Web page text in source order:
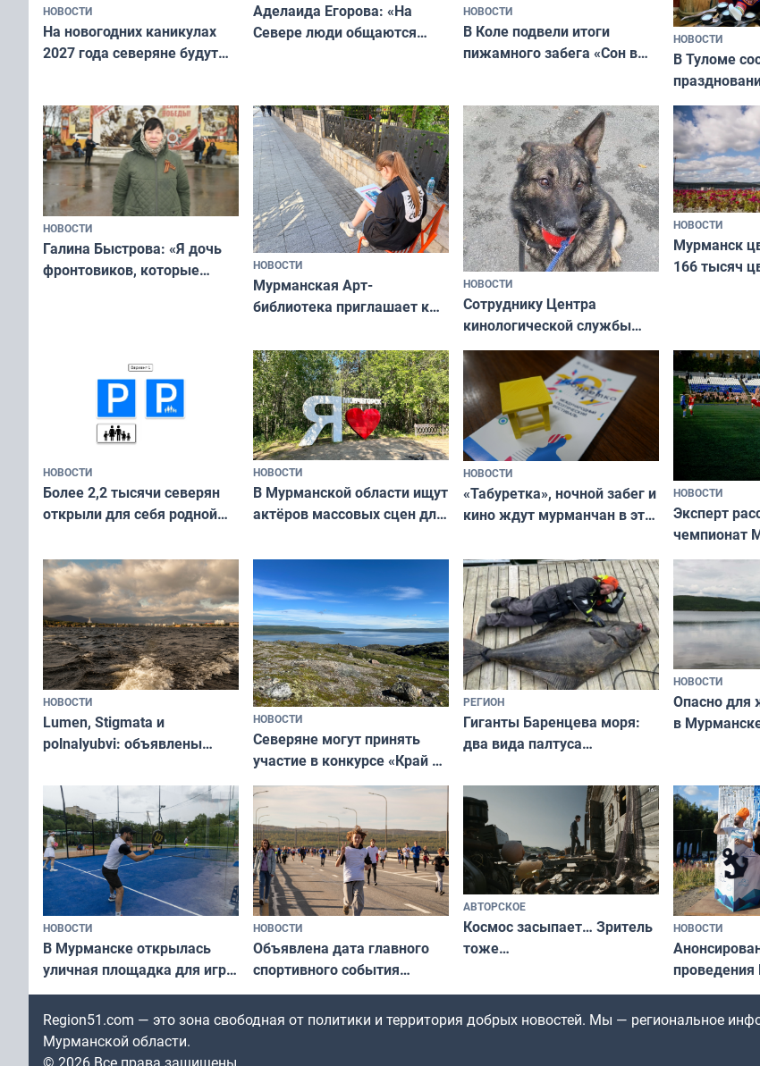
НОВОСТИ
На новогодних каникулах
2027 года северяне будут
Аделаида Егорова: «На
Севере люди общаются
НОВОСТИ
В Коле подвели итоги
пижамного забега «Сон в
НОВОСТИ
В Туломе
коренных
НОВОСТИ
Галина Быстрова: «Я дочь
фронтовиков, которые
НОВОСТИ
Мурманская Арт-
библиотека приглашает к
и фотографов
НОВОСТИ
Сотруднику Центра
кинологической службы
ищут новый дом
НОВОСТИ
Мурманск
166 тысяч
НОВОСТИ
Более 2,2 тысячи северян
открыли для себя родной
«Туризм для своих»
НОВОСТИ
В Мурманской области ищут
актёров массовых сцен для
короткометражном фильме
НОВОСТИ
«Табуретка», ночной забег и
кино ждут мурманчан в эти
НОВОСТИ
Эксперт
чемпионат
области по
НОВОСТИ
Lumen, Stigmata и
polnalyubvi: объявлены
«Имандра» в 2026 года
НОВОСТИ
Северяне могут принять
участие в конкурсе «Край у
северной границы: фотогид
по Печенгскому округу»
РЕГИОН
Гиганты Баренцева моря:
два вида палтуса
НОВОСТИ
Опасно для
в
НОВОСТИ
В Мурманске открылась
уличная площадка для игры
в падел
НОВОСТИ
Объявлена дата главного
спортивного события
Заполярья: как зарождался
фестиваль «Гольфстрим»
АВТОРСКОЕ
Космос засыпает… Зритель
тоже…
НОВОСТИ
2026 году
Region51.com — это зона свободная от политики и территория добрых новостей. Мы — региональное
Мурманской области.
© 2026 Все права защищены.